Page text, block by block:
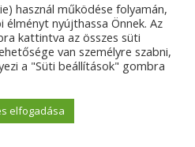
használ működése folyamán,
nyújthassa Önnek. Az
kattintva az összes süti
van személyre szabni,
a "Süti beállítások" gombra
elfogadása